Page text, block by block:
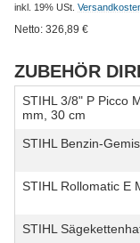
inkl. 19% USt.
Netto: 326,89 €
ZUBEHÖR
STIHL 3/8" P Picco
mm, 30 cm
STIHL Benzin-
STIHL Rollomatic E
STIHL